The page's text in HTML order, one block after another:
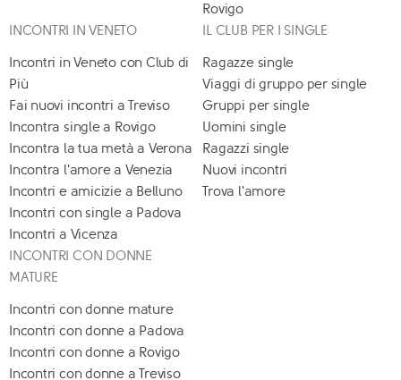
Rovigo
INCONTRI IN VENETO
Incontri in Veneto con Club di
Più
Fai nuovi incontri a Treviso
Incontra single a Rovigo
Incontra la tua metà a Verona
Incontra l'amore a Venezia
Incontri e amicizie a Belluno
Incontri con single a Padova
Incontri a Vicenza
IL CLUB PER I SINGLE
Ragazze single
Viaggi di gruppo per single
Gruppi per single
Uomini single
Ragazzi single
Nuovi incontri
Trova l'amore
INCONTRI CON DONNE
MATURE
Incontri con donne mature
Incontri con donne a Padova
Incontri con donne a Rovigo
Incontri con donne a Treviso